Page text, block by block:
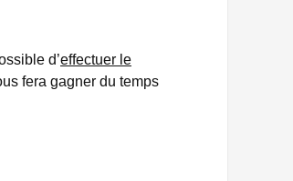
d’effectuer le
fera gagner du temps